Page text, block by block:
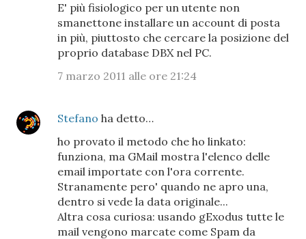
E' più fisiologico per un utente non
smanettone installare un account di posta
in più, piuttosto che cercare la posizione del
proprio database DBX nel PC.
7 marzo 2011 alle ore 21:24
Stefano ha detto…
ho provato il metodo che ho linkato:
funziona, ma GMail mostra l'elenco delle
email importate con l'ora corrente.
Stranamente pero' quando ne apro una,
dentro si vede la data originale...
Altra cosa curiosa: usando gExodus tutte le
mail vengono marcate come Spam da